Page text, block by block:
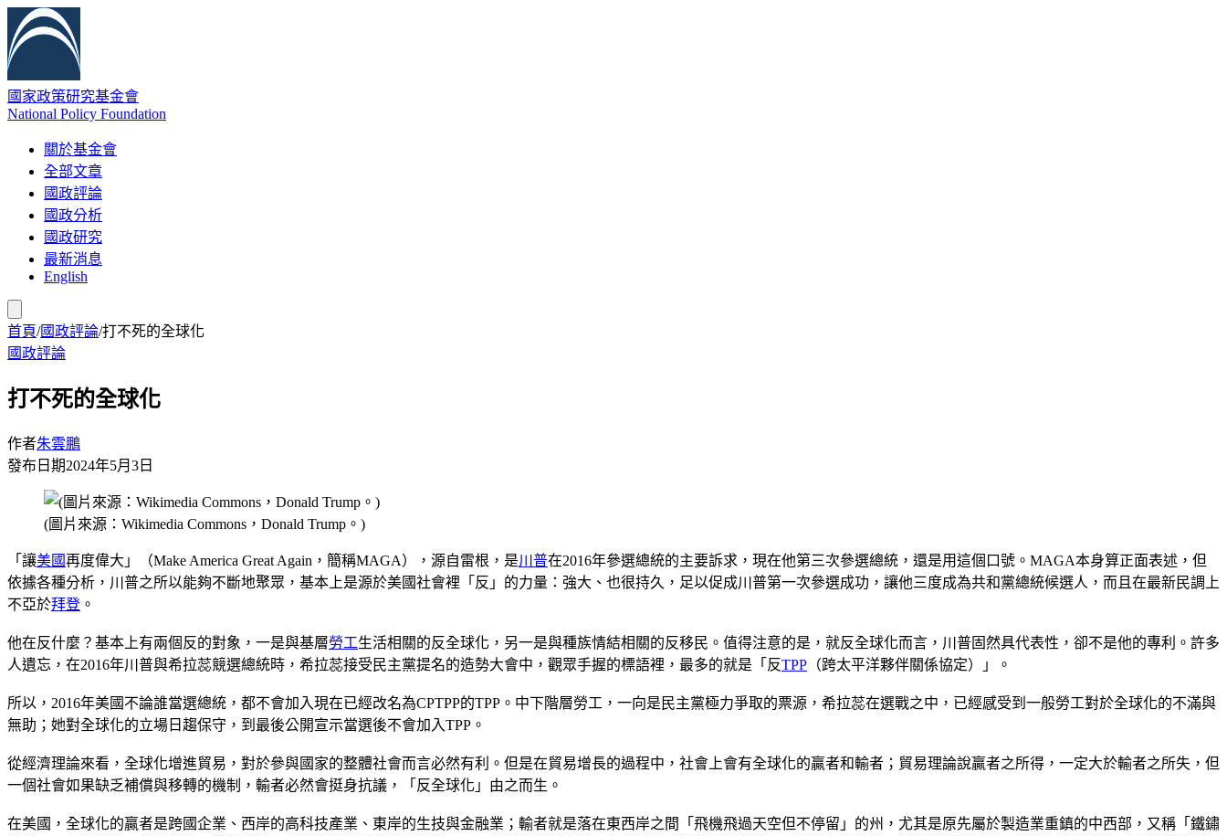
國家政策研究基金會
National Policy Foundation
關於基金會
全部文章
國政評論
國政分析
國政研究
最新消息
English
首頁/國政評論/打不死的全球化
國政評論
打不死的全球化
作者朱雲鵬
發布日期2024年5月3日
(圖片來源：Wikimedia Commons，Donald Trump。)
「讓美國再度偉大」（Make America Great Again，簡稱MAGA），源自雷根，是川普在2016年參選總統的主要訴求，現在他第三次參選總統，還是用這個口號。MAGA本身算正面表述，但
依據各種分析，川普之所以能夠不斷地聚眾，基本上是源於美國社會裡「反」的力量：強大、也很持久，足以促成川普第一次參選成功，讓他三度成為共和黨總統候選人，而且在最新民調上
不亞於拜登 。
他在反什麼？基本上有兩個反的對象，一是與基層勞工生活相關的反全球化，另一是與種族情結相關的反移民。值得注意的是，就反全球化而言，川普固然具代表性，卻不是他的專利。許多
人遺忘，在2016年川普與希拉蕊競選總統時，希拉蕊接受民主黨提名的造勢大會中，觀眾手握的標語裡，最多的就是「反TPP （跨太平洋夥伴關係協定）」。
所以，2016年美國不論誰當選總統，都不會加入現在已經改名為CPTPP的TPP。中下階層勞工，一向是民主黨極力爭取的票源，希拉蕊在選戰之中，已經感受到一般勞工對於全球化的不滿與
無助；她對全球化的立場日趨保守，到最後公開宣示當選後不會加入TPP。
從經濟理論來看，全球化增進貿易，對於參與國家的整體社會而言必然有利。但是在貿易增長的過程中，社會上會有全球化的贏者和輸者；貿易理論說贏者之所得，一定大於輸者之所失，但
一個社會如果缺乏補償與移轉的機制，輸者必然會挺身抗議，「反全球化」由之而生。
在美國，全球化的贏者是跨國企業、西岸的高科技產業、東岸的生技與金融業；輸者就是落在東西岸之間「飛機飛過天空但不停留」的州，尤其是原先屬於製造業重鎮的中西部，又稱「鐵鏽